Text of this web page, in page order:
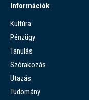
Információk
Kultúra
Pénzügy
Tanulás
Szórakozás
Utazás
Tudomány